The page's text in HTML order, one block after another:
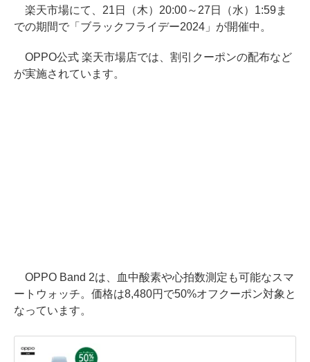
楽天市場にて、21日（木）20:00～27日（水）1:59ま
での期間で「ブラックフライデー2024」が開催中。
OPPO公式 楽天市場店では、割引クーポンの配布など
が実施されています。
OPPO Band 2は、血中酸素や心拍数測定も可能なスマ
ートウォッチ。価格は8,480円で50%オフクーポン対象と
なっています。